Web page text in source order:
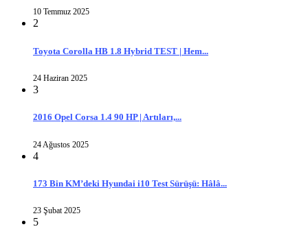
10 Temmuz 2025
2
Toyota Corolla HB 1.8 Hybrid TEST | Hem...
24 Haziran 2025
3
2016 Opel Corsa 1.4 90 HP | Artıları,...
24 Ağustos 2025
4
173 Bin KM’deki Hyundai i10 Test Sürüşü: Hâlâ...
23 Şubat 2025
5